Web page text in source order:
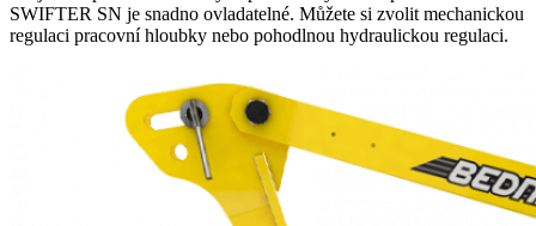
SWIFTER SN je snadno ovladatelné. Můžete si zvolit mechanickou
regulaci pracovní hloubky nebo pohodlnou hydraulickou regulaci.